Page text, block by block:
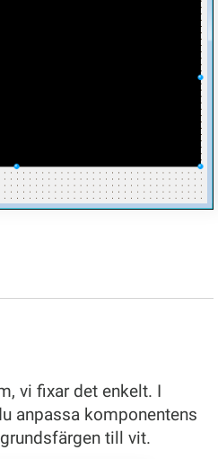
vi fixar det enkelt. I
anpassa komponentens
till vit.